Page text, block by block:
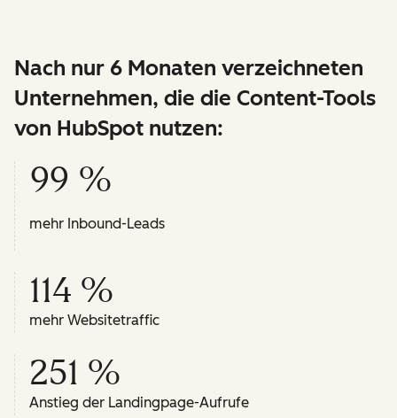
Nach nur 6 Monaten verzeichneten
Unternehmen, die die Content-Tools
von HubSpot nutzen:
99 %
mehr Inbound-Leads
114 %
mehr Websitetraffic
251 %
Anstieg der Landingpage-Aufrufe